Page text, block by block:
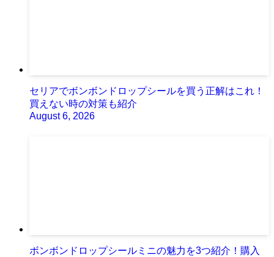
セリアでボンボンドロップシールを買う正解はこれ！
買えない時の対策も紹介
August 6, 2026
ボンボンドロップシールミニの魅力を3つ紹介！購入